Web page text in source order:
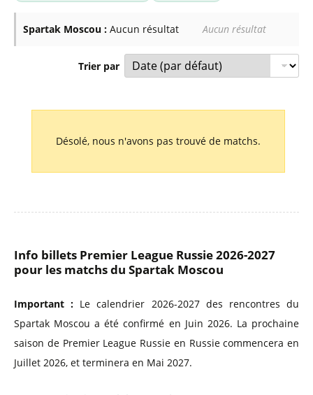
Spartak Moscou : Aucun résultat Aucun résultat
Trier par
Désolé, nous n'avons pas trouvé de matchs.
Info billets Premier League Russie 2026-2027
pour les matchs du Spartak Moscou
Important : Le calendrier 2026-2027 des rencontres du
Spartak Moscou a été confirmé en Juin 2026. La prochaine
saison de Premier League Russie en Russie commencera en
Juillet 2026, et terminera en Mai 2027.